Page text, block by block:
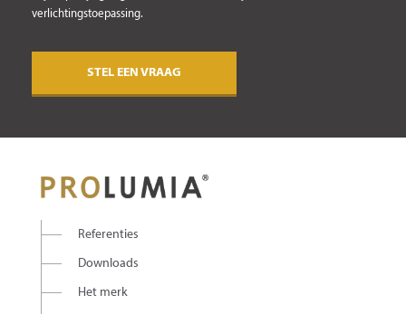
verlichtingstoepassing.
STEL EEN VRAAG
Referenties
Downloads
Het merk